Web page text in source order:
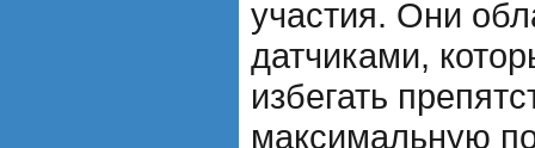
участия. Они
датчиками,
избегать
максимальную